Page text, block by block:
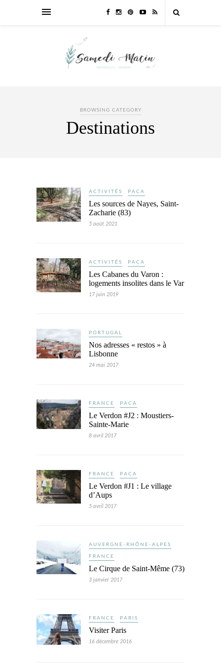
BROWSING CATEGORY
Destinations
ACTIVITÉS PACA
Les sources de Nayes, Saint-
Zacharie (83)
5 août 2021
ACTIVITÉS PACA
Les Cabanes du Varon :
logements insolites dans le Var
17 juin 2019
PORTUGAL
Nos adresses « restos » à
Lisbonne
24 mai 2017
FRANCE PACA
Le Verdon #J2 : Moustiers-
Sainte-Marie
8 avril 2017
FRANCE PACA
Le Verdon #J1 : Le village
d’Aups
5 avril 2017
AUVERGNE-RHÔNE-ALPES
FRANCE
Le Cirque de Saint-Même (73)
3 janvier 2017
FRANCE PARIS
Visiter Paris
16 décembre 2016